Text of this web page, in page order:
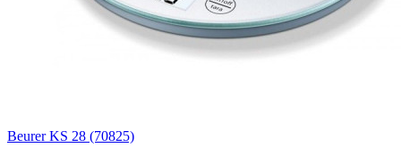
Beurer KS 28 (70825)